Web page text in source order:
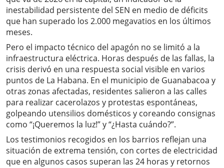
inestabilidad persistente del SEN en medio de déficits
que han superado los 2.000 megavatios en los últimos
meses.
Pero el impacto técnico del apagón no se limitó a la
infraestructura eléctrica. Horas después de las fallas, la
crisis derivó en una respuesta social visible en varios
puntos de La Habana. En el municipio de Guanabacoa y
otras zonas afectadas, residentes salieron a las calles
para realizar cacerolazos y protestas espontáneas,
golpeando utensilios domésticos y coreando consignas
como “¡Queremos la luz!” y “¿Hasta cuándo?”.
Los testimonios recogidos en los barrios reflejan una
situación de extrema tensión, con cortes de electricidad
que en algunos casos superan las 24 horas y retornos